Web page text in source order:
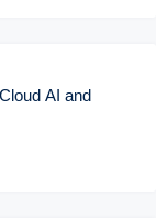
AI and